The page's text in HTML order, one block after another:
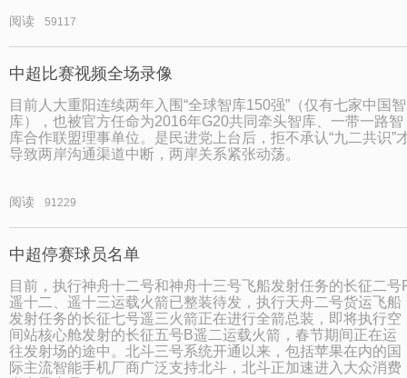
阅读 59117
中超比赛视频全场录像
目前人大重阳连续两年入围“全球智库150强”（仅有七家中国智
库），也被官方任命为2016年G20共同牵头智库、一带一路智
库合作联盟理事单位。是民进党上台后，拒不承认“九二共识”
导致两岸沟通渠道中断，两岸关系紧张动荡。
阅读 91229
中超停赛球员名单
目前，执行神舟十二号和神舟十三号飞船发射任务的长征二号
遥十二、遥十三运载火箭已整装待发，执行天舟二号货运飞船
发射任务的长征七号遥三火箭正在进行全箭总装，即将执行空
间站核心舱发射的长征五号B遥二运载火箭，春节期间正在运
往发射场的途中。北斗三号系统开通以来，包括苹果在内的国
际主流智能手机厂商广泛支持北斗，北斗正加速进入大众消费